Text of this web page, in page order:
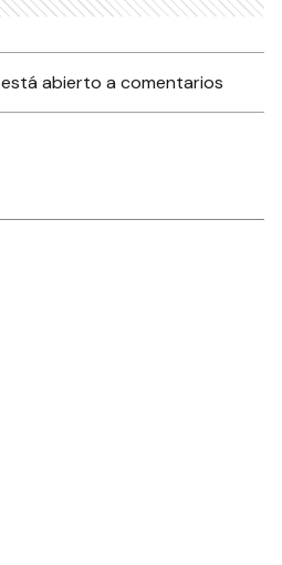
abierto a comentarios